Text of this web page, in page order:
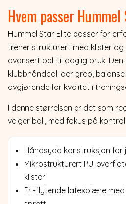
Hvem passer
Hummel Star Elite passer for
trener strukturert med klister og
avansert ball til daglig bruk. Den
klubbhåndball der grep,
avgjørende for kvalitet i
I denne størrelsen er det som
velger ball, med fokus på
Håndsydd konstruksjon for
Mikrostrukturert PU-
klister
Fri-flytende latexblære